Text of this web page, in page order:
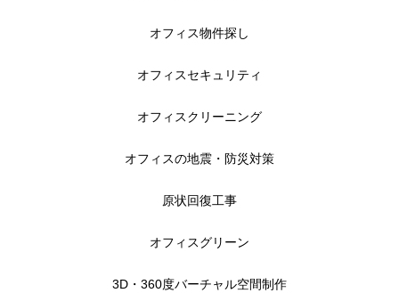
オフィス物件探し
オフィスセキュリティ
オフィスクリーニング
オフィスの地震・防災対策
原状回復工事
オフィスグリーン
3D・360度バーチャル空間制作